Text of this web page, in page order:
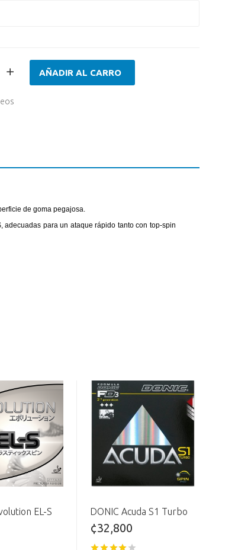
AÑADIR AL CARRO
de goma pegajosa.
adecuadas para un ataque rápido tanto con top-spin
EL-S DONIC Acuda S1 Turbo
¢32,800